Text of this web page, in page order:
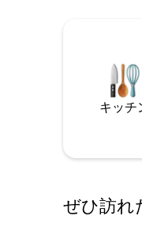
キッチ
ぜひ訪⁠れ⁠